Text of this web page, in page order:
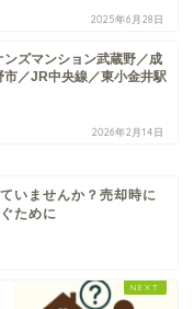
2025年6月28日
ンズマンション武蔵野／成
／JR中央線／東小金井駅
2026年2月14日
いませんか？売却時に
ために